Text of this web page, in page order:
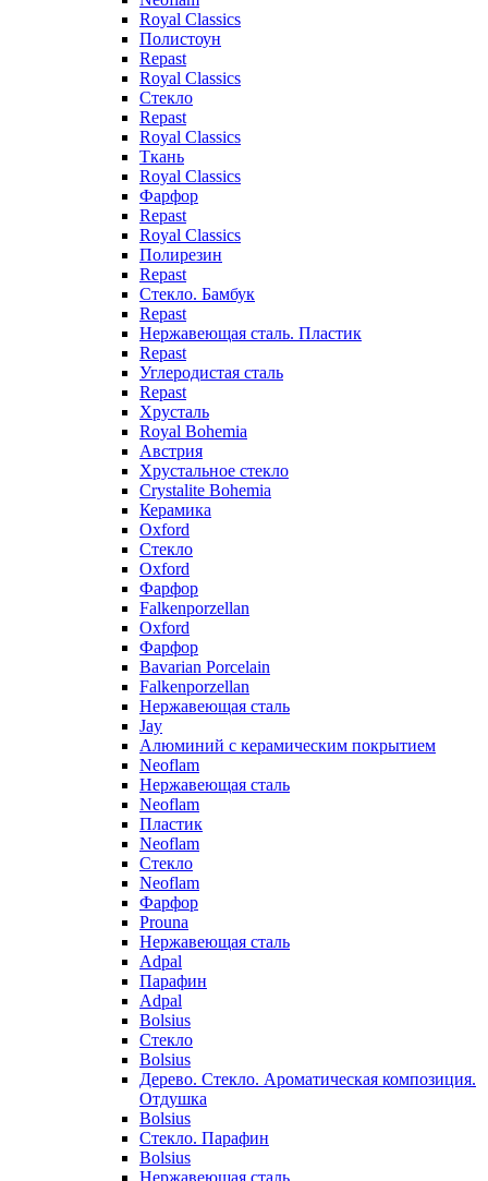
Royal Classics
Полистоун
Repast
Royal Classics
Стекло
Repast
Royal Classics
Ткань
Royal Classics
Фарфор
Repast
Royal Classics
Полирезин
Repast
Стекло. Бамбук
Repast
Нержавеющая сталь. Пластик
Repast
Углеродистая сталь
Repast
Хрусталь
Royal Bohemia
Австрия
Хрустальное стекло
Crystalite Bohemia
Керамика
Oxford
Стекло
Oxford
Фарфор
Falkenporzellan
Oxford
Фарфор
Bavarian Porcelain
Falkenporzellan
Нержавеющая сталь
Jay
Алюминий с керамическим покрытием
Neoflam
Нержавеющая сталь
Neoflam
Пластик
Neoflam
Стекло
Neoflam
Фарфор
Prouna
Нержавеющая сталь
Adpal
Парафин
Adpal
Bolsius
Стекло
Bolsius
Дерево. Стекло. Ароматическая композиция.
Отдушка
Bolsius
Стекло. Парафин
Bolsius
Нержавеющая сталь